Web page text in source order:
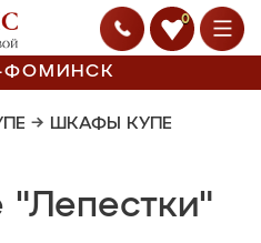
0
ФОМИНСК
→ ШКАФЫ КУПЕ
"Лепестки"